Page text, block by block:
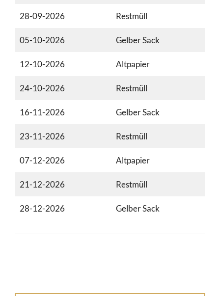
28-09-2026 Restmüll
05-10-2026 Gelber Sack
12-10-2026 Altpapier
24-10-2026 Restmüll
16-11-2026 Gelber Sack
23-11-2026 Restmüll
07-12-2026 Altpapier
21-12-2026 Restmüll
28-12-2026 Gelber Sack